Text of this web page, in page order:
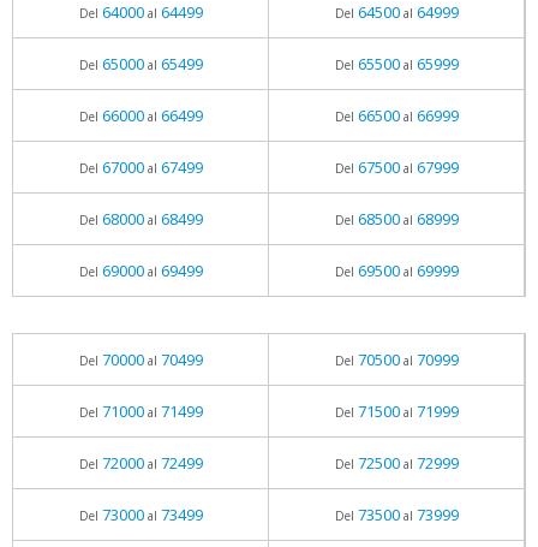
Del 64000al 64499 Del 64500al 64999
Del 65000al 65499 Del 65500al 65999
Del 66000al 66499 Del 66500al 66999
Del 67000al 67499 Del 67500al 67999
Del 68000al 68499 Del 68500al 68999
Del 69000al 69499 Del 69500al 69999
Del 70000al 70499 Del 70500al 70999
Del 71000al 71499 Del 71500al 71999
Del 72000al 72499 Del 72500al 72999
Del 73000al 73499 Del 73500al 73999